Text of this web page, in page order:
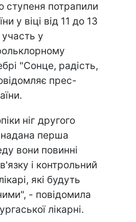
ступеня потрапили
у віці від 11 до 13
участь у
"Сонце, радість,
прес-
ніг другого
надана перша
вони повинні
і контрольний
які будуть
- повідомила
лікарні.